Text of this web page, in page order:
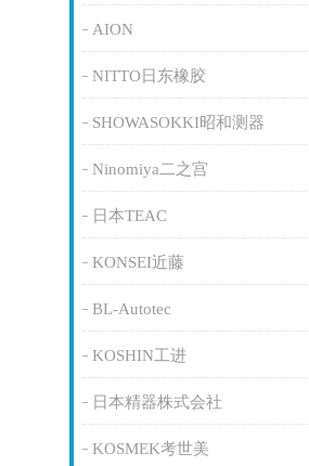
AION
NITTO日东橡胶
SHOWASOKKI昭和测器
Ninomiya二之宫
日本TEAC
KONSEI近藤
BL-Autotec
KOSHIN工进
日本精器株式会社
KOSMEK考世美